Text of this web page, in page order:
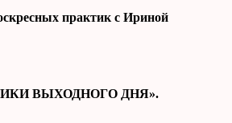
практик с Ириной
ВЫХОДНОГО ДНЯ».